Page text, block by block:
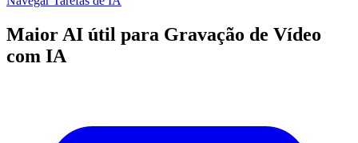
Maior AI útil para Gravação de Vídeo
com IA